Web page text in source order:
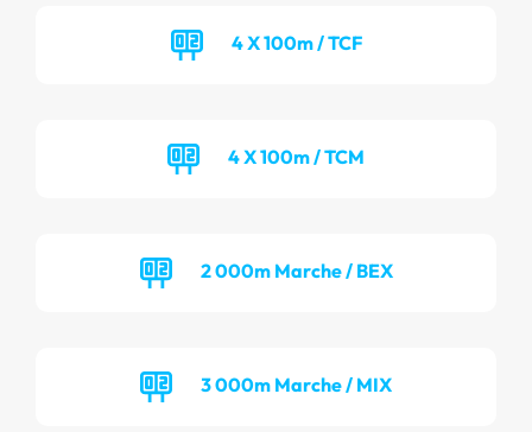
4 X 100m / TCF
4 X 100m / TCM
2 000m Marche / BEX
3 000m Marche / MIX